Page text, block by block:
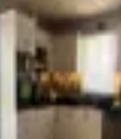
m²·03.08.2026
₺